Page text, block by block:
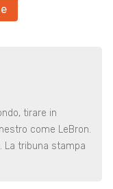
tirare in
come LeBron.
La tribuna stampa